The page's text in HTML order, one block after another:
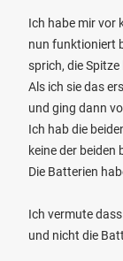
Ich habe mir vor
nun funktioniert
sprich, die
Als ich sie das
und ging dann
Ich hab die
keine der beiden
Die Batterien
Ich vermute
und nicht die